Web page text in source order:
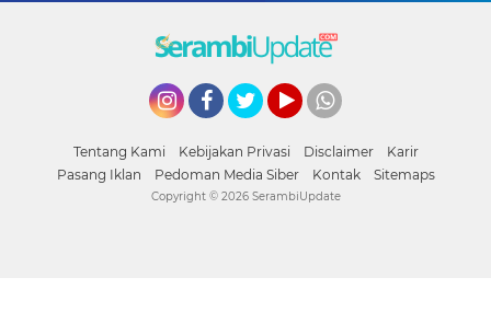
Tentang Kami Kebijakan Privasi Disclaimer
Karir
Pasang Iklan
Pedoman Media Siber Kontak Sitemaps
Copyright © 2026 SerambiUpdate